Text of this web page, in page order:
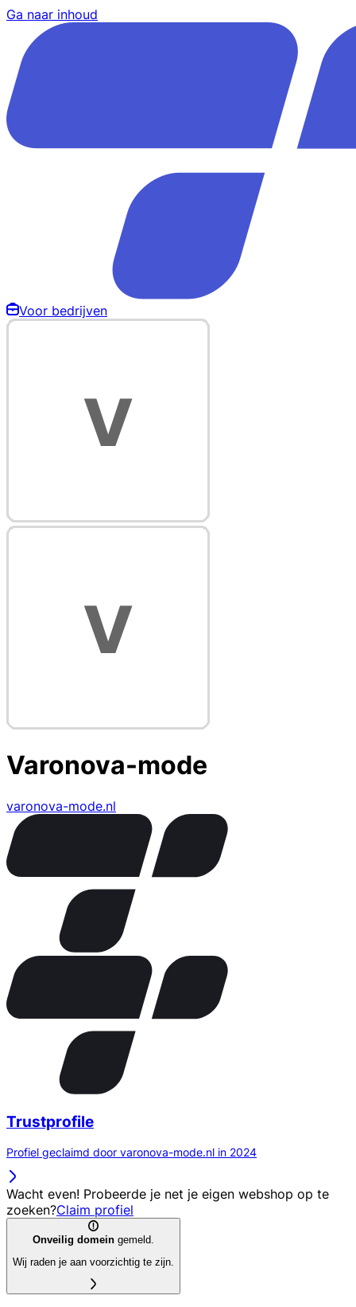
Ga naar inhoud
Voor bedrijven
Varonova-mode
varonova-mode.nl
Trustprofile
Profiel geclaimd door varonova-mode.nl in 2024
Wacht even! Probeerde je net je eigen webshop op te
zoeken?Claim profiel
Onveilig domein gemeld.
Wij raden je aan voorzichtig te zijn.